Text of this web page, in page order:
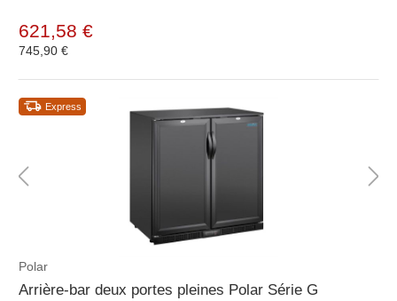
621,58 €
745,90 €
Express
Polar
Arrière-bar deux portes pleines Polar Série G